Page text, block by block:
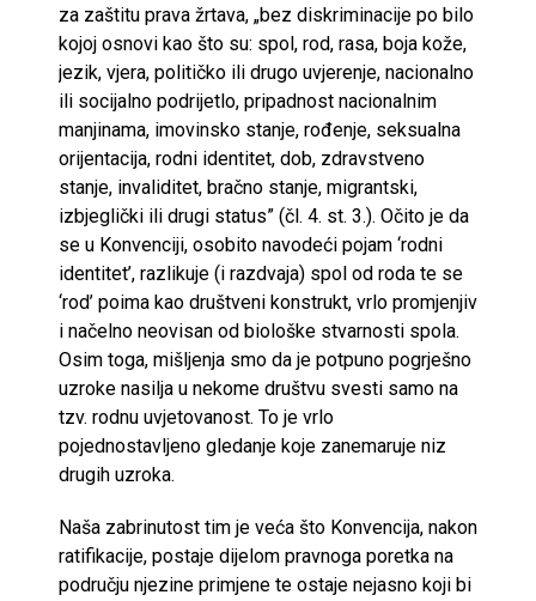
za zaštitu prava žrtava, „bez diskriminacije po bilo
kojoj osnovi kao što su: spol, rod, rasa, boja kože,
jezik, vjera, političko ili drugo uvjerenje, nacionalno
ili socijalno podrijetlo, pripadnost nacionalnim
manjinama, imovinsko stanje, rođenje, seksualna
orijentacija, rodni identitet, dob, zdravstveno
stanje, invaliditet, bračno stanje, migrantski,
izbjeglički ili drugi status” (čl. 4. st. 3.). Očito je da
se u Konvenciji, osobito navodeći pojam ‘rodni
identitet’, razlikuje (i razdvaja) spol od roda te se
‘rod’ poima kao društveni konstrukt, vrlo promjenjiv
i načelno neovisan od biološke stvarnosti spola.
Osim toga, mišljenja smo da je potpuno pogrješno
uzroke nasilja u nekome društvu svesti samo na
tzv. rodnu uvjetovanost. To je vrlo
pojednostavljeno gledanje koje zanemaruje niz
drugih uzroka.
Naša zabrinutost tim je veća što Konvencija, nakon
ratifikacije, postaje dijelom pravnoga poretka na
području njezine primjene te ostaje nejasno koji bi